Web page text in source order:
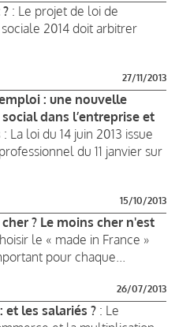
: Le projet de loi de
2014 doit arbitrer
27/11/2013
: une nouvelle
dans l’entreprise et
: La loi du 14 juin 2013 issue
du 11 janvier sur
15/10/2013
? Le moins cher n'est
le « made in France »
pour chaque...
26/07/2013
et les salariés ? : Le